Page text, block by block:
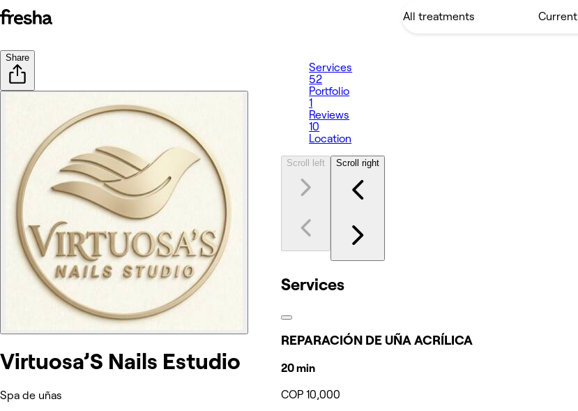
Share
Virtuosa’S Nails Estudio
Spa de uñas
Services
52
Portfolio
1
Reviews
10
Location
Scroll left Scroll right
Services
REPARACIÓN DE UÑA ACRÍLICA
20 min
COP 10,000